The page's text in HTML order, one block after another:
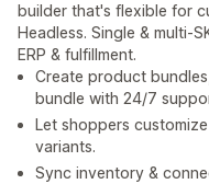
builder that's flexible for
Headless. Single & multi-
ERP & fulfillment.
Create product
bundle with 24/7
Let shoppers
variants.
Sync inventory &